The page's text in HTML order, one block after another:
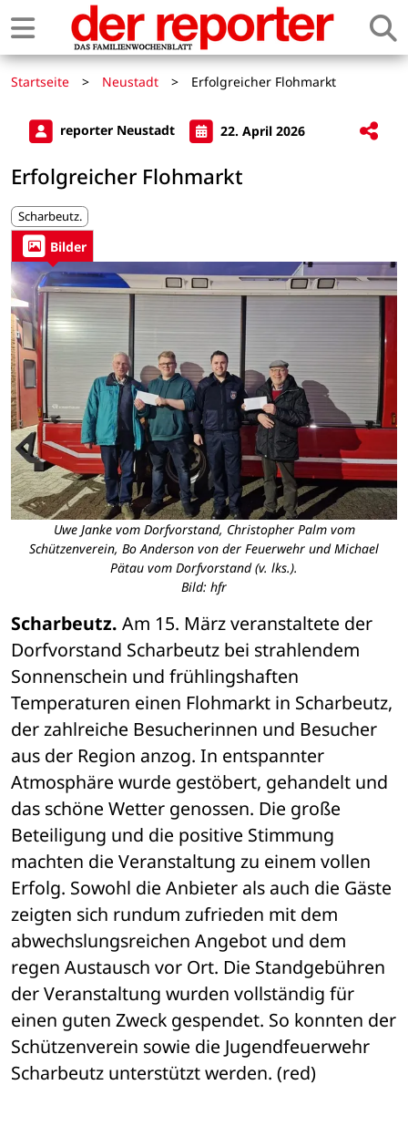
Startseite > Neustadt > Erfolgreicher Flohmarkt
reporter Neustadt 22. April 2026
Erfolgreicher Flohmarkt
Scharbeutz.
Bilder
Uwe Janke vom Dorfvorstand, Christopher Palm vom
Schützenverein, Bo Anderson von der Feuerwehr und Michael
Pätau vom Dorfvorstand (v. lks.).
Bild: hfr
Scharbeutz. Am 15. März veranstaltete der
Dorfvorstand Scharbeutz bei strahlendem
Sonnenschein und frühlingshaften
Temperaturen einen Flohmarkt in Scharbeutz,
der zahlreiche Besucherinnen und Besucher
aus der Region anzog. In entspannter
Atmosphäre wurde gestöbert, gehandelt und
das schöne Wetter genossen. Die große
Beteiligung und die positive Stimmung
machten die Veranstaltung zu einem vollen
Erfolg. Sowohl die Anbieter als auch die Gäste
zeigten sich rundum zufrieden mit dem
abwechslungsreichen Angebot und dem
regen Austausch vor Ort. Die Standgebühren
der Veranstaltung wurden vollständig für
einen guten Zweck gespendet. So konnten der
Schützenverein sowie die Jugendfeuerwehr
Scharbeutz unterstützt werden. (red)